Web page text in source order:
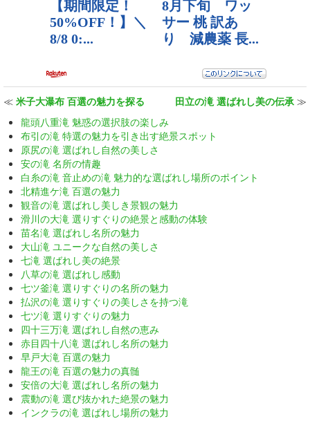
≪ 米子大瀑布 百選の魅力を探る 田立の滝 選ばれし美の伝承 ≫
龍頭八重滝 魅惑の選択肢の楽しみ
布引の滝 特選の魅力を引き出す絶景スポット
原尻の滝 選ばれし自然の美しさ
安の滝 名所の情趣
白糸の滝 音止めの滝 魅力的な選ばれし場所のポイント
北精進ケ滝 百選の魅力
観音の滝 選ばれし美しき景観の魅力
滑川の大滝 選りすぐりの絶景と感動の体験
苗名滝 選ばれし名所の魅力
大山滝 ユニークな自然の美しさ
七滝 選ばれし美の絶景
八草の滝 選ばれし感動
七ツ釜滝 選りすぐりの名所の魅力
払沢の滝 選りすぐりの美しさを持つ滝
七ツ滝 選りすぐりの魅力
四十三万滝 選ばれし自然の恵み
赤目四十八滝 選ばれし名所の魅力
早戸大滝 百選の魅力
龍王の滝 百選の魅力の真髄
安倍の大滝 選ばれし名所の魅力
震動の滝 選び抜かれた絶景の魅力
インクラの滝 選ばれし場所の魅力